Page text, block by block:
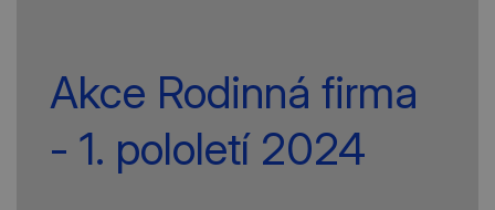
Akce Rodinná firma
- 1. pololetí 2024